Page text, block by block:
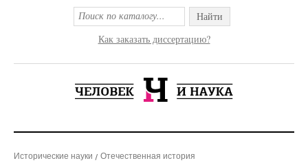
Найти
Как заказать диссертацию?
Исторические науки Отечественная история